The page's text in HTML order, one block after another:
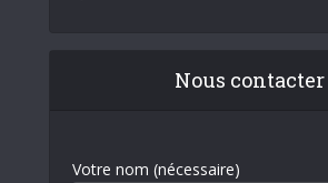
Nous contacter
Votre nom (nécessaire)